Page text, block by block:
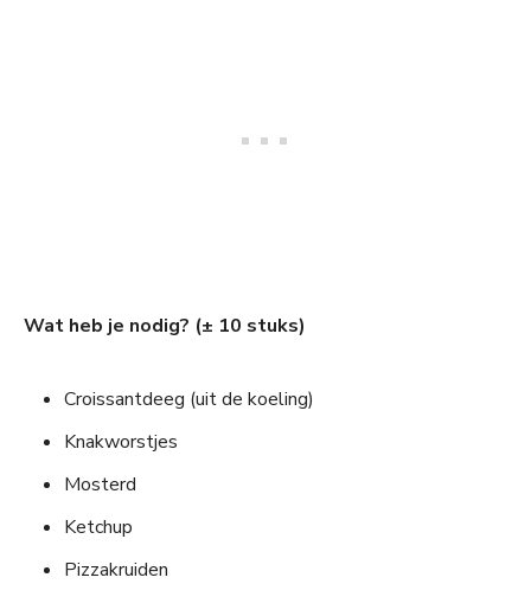
Wat heb je nodig? (± 10 stuks)
Croissantdeeg (uit de koeling)
Knakworstjes
Mosterd
Ketchup
Pizzakruiden